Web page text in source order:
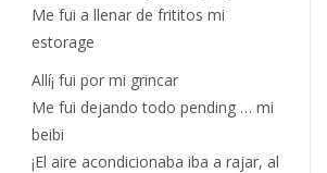
Me fui a llenar de frititos mi
estorage
Allí¡ fui por mi grincar
Me fui dejando todo pending … mi
beibi
¡El aire acondicionaba iba a rajar, al